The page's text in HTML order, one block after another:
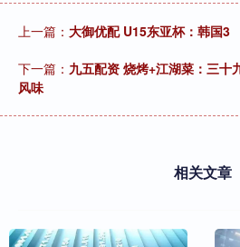
上一篇： 大御优配 U15东亚杯：韩国3
下一篇： 九五配资 烧烤+江湖菜：三十
风味
相关文章